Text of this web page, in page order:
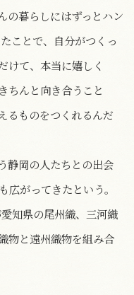
の暮らしにはずっとハン
ことで、自分がつくっ
けて、本当に嬉しく
ちんと向き合うこと
るものをつくれるんだ
静岡の人たちとの出会
がってきたという。
知県の尾州織、三河織
物と遠州織物を組み合